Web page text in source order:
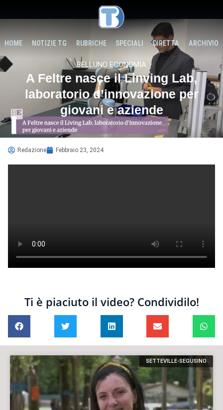
HOME NOTIZIE TG RUBRICHE SPECIALI DIRETTA ARCHIVIO
BELLUNO ECONOMIA
A Feltre nasce il Linving Lab,
laboratorio d’innovazione per
giovani e aziende
Redazione Febbraio 23, 2024
Ti è piaciuto il video? Condividilo!
SETTEVILLE-SEGUSINO